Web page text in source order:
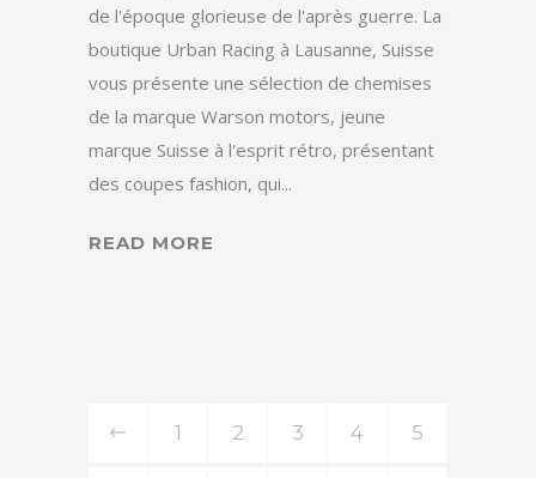
de l'époque glorieuse de l'après guerre. La
boutique Urban Racing à Lausanne, Suisse
vous présente une sélection de chemises
de la marque Warson motors, jeune
marque Suisse à l'esprit rétro, présentant
des coupes fashion, qui...
READ MORE
1 2 3 4 5